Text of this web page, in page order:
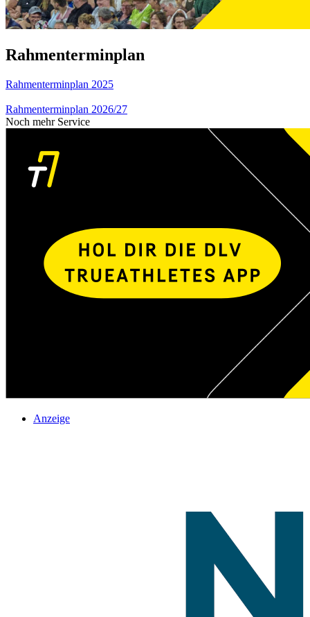
Rahmenterminplan
Rahmenterminplan 2025
Rahmenterminplan 2026/27
Noch mehr Service
Anzeige